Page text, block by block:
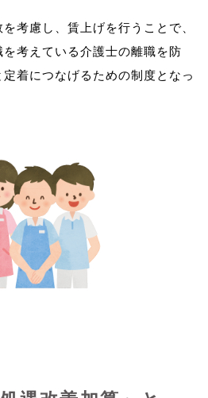
考慮し、賃上げを行うことで、
考えている介護士の離職を防
着につなげるための制度となっ